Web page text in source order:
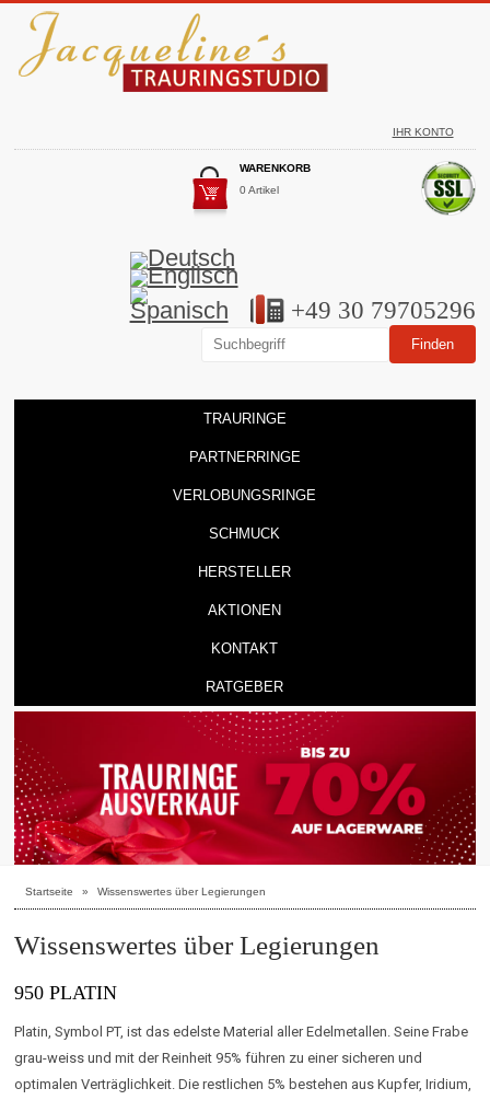
IHR KONTO
WARENKORB
0 Artikel
+49 30 79705296
TRAURINGE
PARTNERRINGE
VERLOBUNGSRINGE
SCHMUCK
HERSTELLER
AKTIONEN
KONTAKT
RATGEBER
Startseite » Wissenswertes über Legierungen
Wissenswertes über Legierungen
950 PLATIN
Platin, Symbol PT, ist das edelste Material aller Edelmetallen. Seine Frabe
grau-weiss und mit der Reinheit 95% führen zu einer sicheren und
optimalen Verträglichkeit. Die restlichen 5% bestehen aus Kupfer, Iridium,